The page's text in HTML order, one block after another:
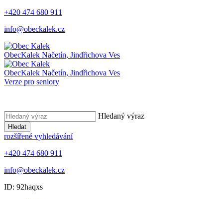
+420 474 680 911
info@obeckalek.cz
ObecKalek Načetín, Jindřichova Ves
ObecKalek Načetín, Jindřichova Ves
Verze pro seniory
Hledaný výraz
Hledat
rozšířené vyhledávání
+420 474 680 911
info@obeckalek.cz
ID: 92haqxs